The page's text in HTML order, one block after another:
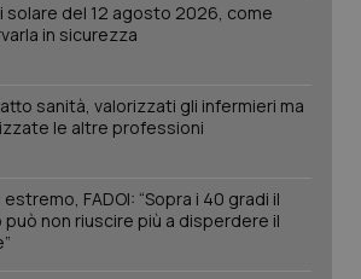
solare del 12 agosto 2026, come
in sicurezza
sanità, valorizzati gli infermieri ma
le altre professioni
FADOI: “Sopra i 40 gradi il
può non riuscire più a disperdere il